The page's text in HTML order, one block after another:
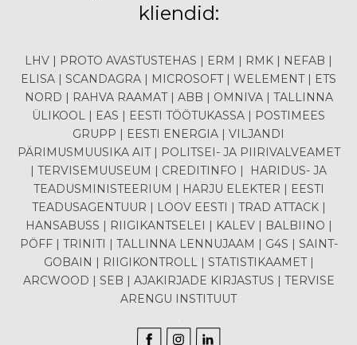
kliendid:
LHV | PROTO AVASTUSTEHAS | ERM | RMK | NEFAB |
ELISA | SCANDAGRA | MICROSOFT | WELEMENT | ETS
NORD | RAHVA RAAMAT | ABB | OMNIVA | TALLINNA
ÜLIKOOL | EAS | EESTI TÖÖTUKASSA | POSTIMEES
GRUPP | EESTI ENERGIA | VILJANDI
PÄRIMUSMUUSIKA AIT | POLITSEI- JA PIIRIVALVEAMET
| TERVISEMUUSEUM | CREDITINFO | HARIDUS- JA
TEADUSMINISTEERIUM | HARJU ELEKTER | EESTI
TEADUSAGENTUUR | LOOV EESTI | TRAD ATTACK |
HANSABUSS | RIIGIKANTSELEI | KALEV | BALBIINO |
PÖFF | TRINITI | TALLINNA LENNUJAAM | G4S | SAINT-
GOBAIN | RIIGIKONTROLL | STATISTIKAAMET |
ARCWOOD | SEB | AJAKIRJADE KIRJASTUS | TERVISE
ARENGU INSTITUUT